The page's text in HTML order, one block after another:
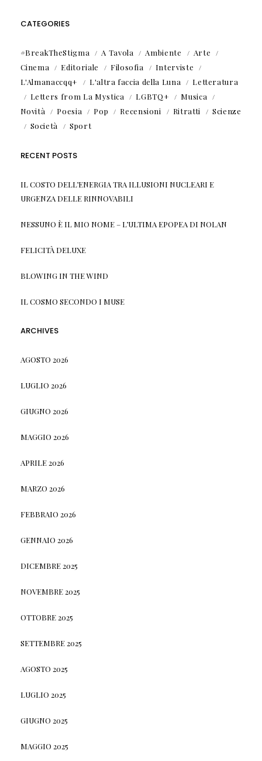
CATEGORIES
#BreakTheStigma A Tavola Ambiente
Arte
Cinema
Editoriale Filosofia
Interviste
L'Almanaccqq+
L'altra faccia della Luna
Letteratura
Letters from La Mystica
LGBTQ+
Musica
Novità
Poesia Pop Recensioni Ritratti
Scienze
Società
Sport
RECENT POSTS
IL COSTO DELL’ENERGIA TRA ILLUSIONI NUCLEARI E
URGENZA DELLE RINNOVABILI
NESSUNO È IL MIO NOME – L’ULTIMA EPOPEA DI NOLAN
FELICITÀ DELUXE
BLOWING IN THE WIND
IL COSMO SECONDO I MUSE
ARCHIVES
AGOSTO 2026
LUGLIO 2026
GIUGNO 2026
MAGGIO 2026
APRILE 2026
MARZO 2026
FEBBRAIO 2026
GENNAIO 2026
DICEMBRE 2025
NOVEMBRE 2025
OTTOBRE 2025
SETTEMBRE 2025
AGOSTO 2025
LUGLIO 2025
GIUGNO 2025
MAGGIO 2025